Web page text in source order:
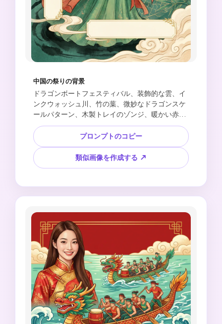
中国の祭りの背景
ドラゴンボートフェスティバル、装飾的な雲、イ
ンクウォッシュ川、竹の葉、微妙なドラゴンスケ
ールパターン、木製トレイのゾンジ、暖かい赤と
エメラルドグリーンのパレット、エレガントな空
白の情報パネル、プレミアムホリデーテンプレー
トスタイル、読みやすいテキスト、ロゴ、商標ア
ートワークなしのための中国の祭りポスターの背
景をデザインしてください。
プロンプトのコピー
類似画像を作成する ↗